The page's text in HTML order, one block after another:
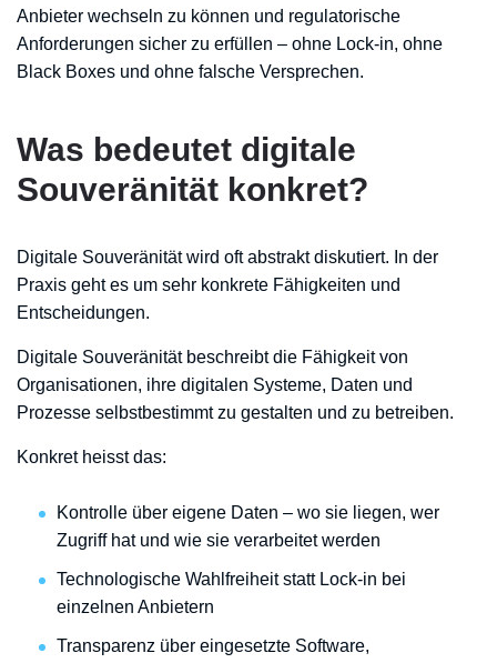
Anbieter wechseln zu können und regulatorische
Anforderungen sicher zu erfüllen – ohne Lock-in, ohne
Black Boxes und ohne falsche Versprechen.
Was bedeutet digitale
Souveränität konkret?
Digitale Souveränität wird oft abstrakt diskutiert. In der
Praxis geht es um sehr konkrete Fähigkeiten und
Entscheidungen.
Digitale Souveränität beschreibt die Fähigkeit von
Organisationen, ihre digitalen Systeme, Daten und
Prozesse selbstbestimmt zu gestalten und zu betreiben.
Konkret heisst das:
Kontrolle über eigene Daten – wo sie liegen, wer
Zugriff hat und wie sie verarbeitet werden
Technologische Wahlfreiheit statt Lock-in bei
einzelnen Anbietern
Transparenz über eingesetzte Software,